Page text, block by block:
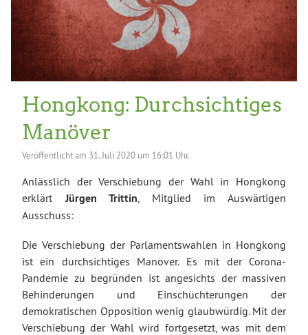
Hongkong: Durchsichtiges
Manöver
Veröffentlicht am 31. Juli 2020 um 16:01 Uhr.
Anlässlich der Verschiebung der Wahl in Hongkong
erklärt Jürgen Trittin , Mitglied im Auswärtigen
Ausschuss:
Die Verschiebung der Parlamentswahlen in Hongkong
ist ein durchsichtiges Manöver. Es mit der Corona-
Pandemie zu begründen ist angesichts der massiven
Behinderungen und Einschüchterungen der
demokratischen Opposition wenig glaubwürdig. Mit der
Verschiebung der Wahl wird fortgesetzt, was mit dem